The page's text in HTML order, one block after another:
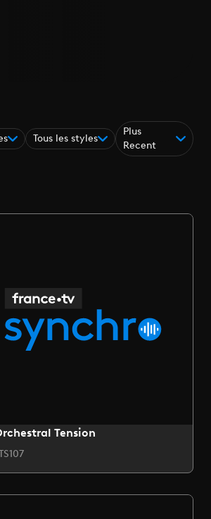
Tous les styles
Plus
Recent
Tension